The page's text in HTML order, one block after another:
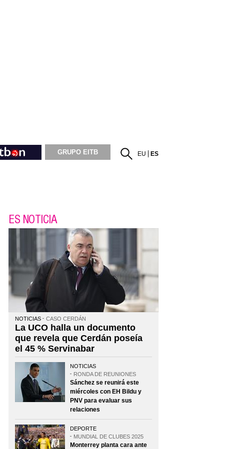
GRUPO EITB EU ES
ES NOTICIA
NOTICIAS CASO CERDÁN
La UCO halla un documento
que revela que Cerdán poseía
el 45 % Servinabar
NOTICIAS
RONDA DE REUNIONES
Sánchez se reunirá este
miércoles con EH Bildu y
PNV para evaluar sus
relaciones
DEPORTE
MUNDIAL DE CLUBES 2025
Monterrey planta cara ante